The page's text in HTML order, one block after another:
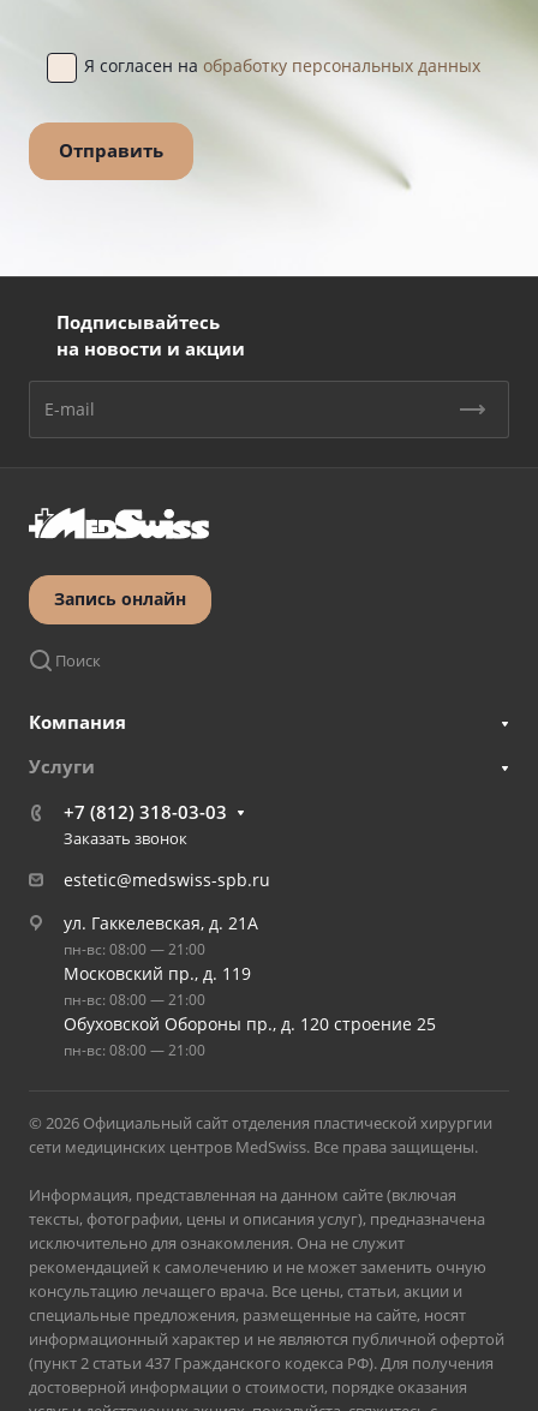
Я согласен на обработку персональных данных
Подписывайтесь
на новости и акции
Запись онлайн
Поиск
Компания
Услуги
+7 (812) 318-03-03
Заказать звонок
estetic@medswiss-spb.ru
ул. Гаккелевская, д. 21А
пн-вс: 08:00 — 21:00
Московский пр., д. 119
пн-вс: 08:00 — 21:00
Обуховской Обороны пр., д. 120 строение 25
пн-вс: 08:00 — 21:00
© 2026 Официальный сайт отделения пластической хирургии
сети медицинских центров MedSwiss. Все права защищены.
Информация, представленная на данном сайте (включая
тексты, фотографии, цены и описания услуг), предназначена
исключительно для ознакомления. Она не служит
рекомендацией к самолечению и не может заменить очную
консультацию лечащего врача. Все цены, статьи, акции и
специальные предложения, размещенные на сайте, носят
информационный характер и не являются публичной офертой
(пункт 2 статьи 437 Гражданского кодекса РФ). Для получения
достоверной информации о стоимости, порядке оказания